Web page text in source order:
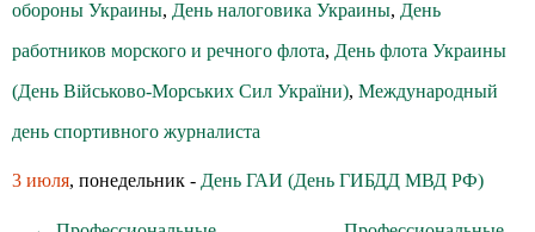
обороны Украины, День налоговика Украины, День
работников морского и речного флота, День флота Украины
(День Військово-Морських Сил України), Международный
день спортивного журналиста
3 июля, понедельник - День ГАИ (День ГИБДД МВД РФ)